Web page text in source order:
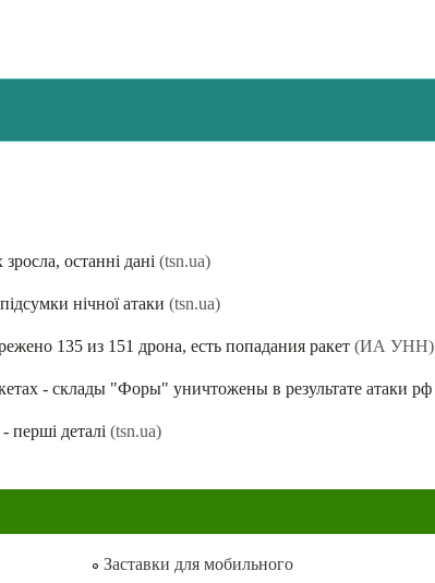
останні дані (tsn.ua)
нічної атаки (tsn.ua)
135 из 151 дрона, есть попадания ракет (ИА УНН)
- склады "Форы" уничтожены в результате атаки рф
перші деталі (tsn.ua)
Заставки для мобильного